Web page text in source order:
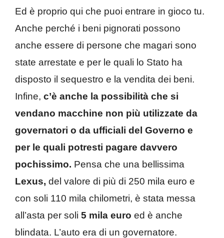
Ed è proprio qui che puoi entrare in gioco tu.
Anche perché i beni pignorati possono
anche essere di persone che magari sono
state arrestate e per le quali lo Stato ha
disposto il sequestro e la vendita dei beni.
Infine, c’è anche la possibilità che si
vendano macchine non più utilizzate da
governatori o da ufficiali del Governo e
per le quali potresti pagare davvero
pochissimo. Pensa che una bellissima
Lexus, del valore di più di 250 mila euro e
con soli 110 mila chilometri, è stata messa
all’asta per soli 5 mila euro ed è anche
blindata. L’auto era di un governatore.